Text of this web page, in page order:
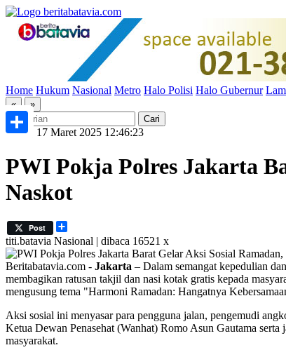
Home Hukum Nasional Metro Halo Polisi Halo Gubernur
« »
Senin, 17 Maret 2025 12:46:23
PWI Pokja Polres Jakarta
Naskot
Post
titi.batavia Nasional | dibaca 16521 x
Beritabatavia.com - Jakarta – Dalam semangat kepedulian
membagikan ratusan takjil dan nasi kotak gratis kepada
mengusung tema "Harmoni Ramadan: Hangatnya
Aksi sosial ini menyasar para pengguna jalan, pengemudi
Ketua Dewan Penasehat (Wanhat) Romo Asun Gautama
masyarakat.